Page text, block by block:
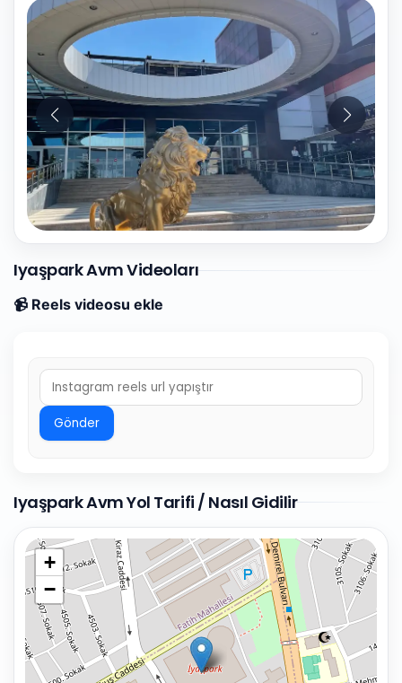
Fotoğraf
Iyaşpark Avm Videoları
📹 Reels videosu ekle
Gönder
Iyaşpark Avm Yol Tarifi / Nasıl Gidilir
+
−